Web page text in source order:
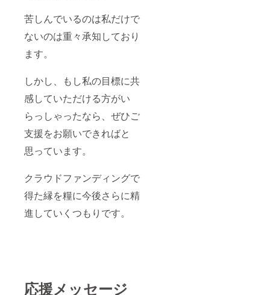
苦しんでいるのは私だけで
ないのは重々承知しており
ます。
しかし、もし私の目標に共
感していただける方がい
らっしゃったなら、ぜひご
支援をお願いできればと
思っています。
クラウドファンディングで
得た縁を糧に今後さらに精
進していくつもりです。
応援メッセージ